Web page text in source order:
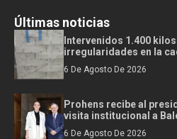
Últimas noticias
Intervenidos 1.400
irregularidades en la
6 De Agosto De 2026
Prohens recibe al
visita institucional a
6 De Agosto De 2026